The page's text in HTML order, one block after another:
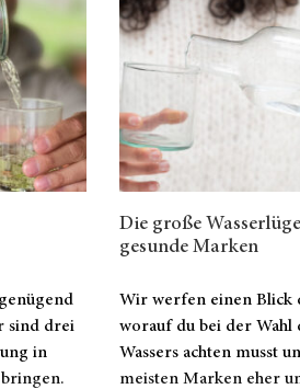
sind drei
in
bringen.
Die große
gesunde Marken
Wir werfen einen Blick
worauf du bei der Wahl
Wassers achten musst
meisten Marken eher